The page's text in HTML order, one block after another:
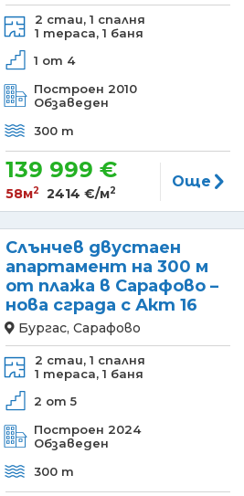
2 стаи, 1 спалня
1 тераса, 1 баня
1 от 4
Построен 2010
Обзаведен
300 m
139 999 €
58м2 2414 €/м2
Още
Слънчев двустаен
апартамент на 300 м
от плажа в Сарафово –
нова сграда с Акт 16
Бургас, Сарафово
2 стаи, 1 спалня
1 тераса, 1 баня
2 от 5
Построен 2024
Обзаведен
300 m